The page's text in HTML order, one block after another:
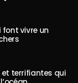
font vivre un
et terrifiantes qui